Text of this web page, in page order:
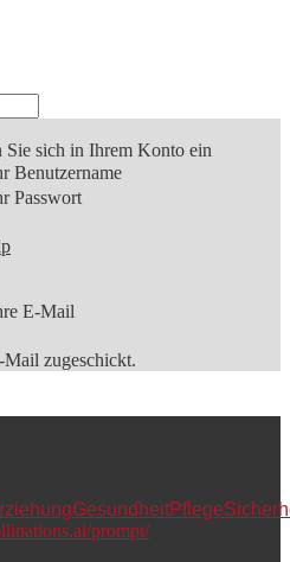
sich in Ihrem Konto ein
Benutzername
Passwort
E-Mail
zugeschickt.
GesundheitPflege